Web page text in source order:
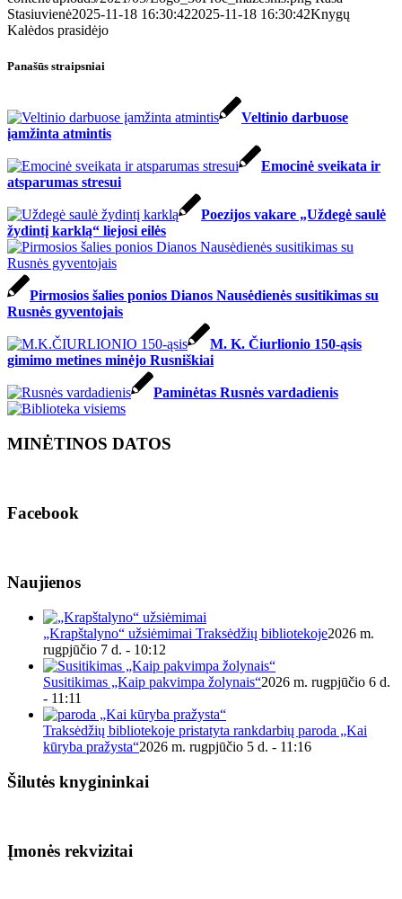
Stasiuvienė2025-11-18 16:30:422025-11-18 16:30:42Knygų
Kalėdos prasidėjo
Panašūs straipsniai
Veltinio darbuose
įamžinta atmintis
Emocinė sveikata ir
atsparumas stresui
Poezijos vakare „Uždegė saulė
žydintį karklą“ liejosi eilės
Pirmosios šalies ponios Dianos Nausėdienės susitikimas su
Rusnės gyventojais
M. K. Čiurlionio 150-ąsis
gimimo metines minėjo Rusniškiai
Paminėtas Rusnės vardadienis
MINĖTINOS DATOS
Facebook
Naujienos
„Krapštalyno“ užsiėmimai Traksėdžių bibliotekoje2026 m.
rugpjūčio 7 d. - 10:12
Susitikimas „Kaip pakvimpa žolynais“2026 m. rugpjūčio 6 d.
- 11:11
Traksėdžių bibliotekoje pristatyta rankdarbių paroda „Kai
kūryba pražysta“2026 m. rugpjūčio 5 d. - 11:16
Šilutės knygininkai
Įmonės rekvizitai